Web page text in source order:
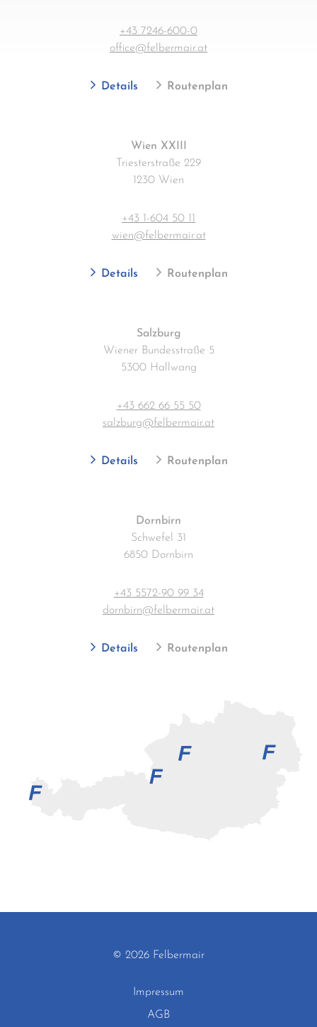
+43 7246-600-0
office@felbermair.at
Details Routenplan
Wien XXIII
Triesterstraße 229
1230 Wien
+43 1-604 50 11
wien@felbermair.at
Details Routenplan
Salzburg
Wiener Bundesstraße 5
5300 Hallwang
+43 662 66 55 50
salzburg@felbermair.at
Details Routenplan
Dornbirn
Schwefel 31
6850 Dornbirn
+43 5572-90 99 34
dornbirn@felbermair.at
Details Routenplan
© 2026 Felbermair
Impressum
AGB